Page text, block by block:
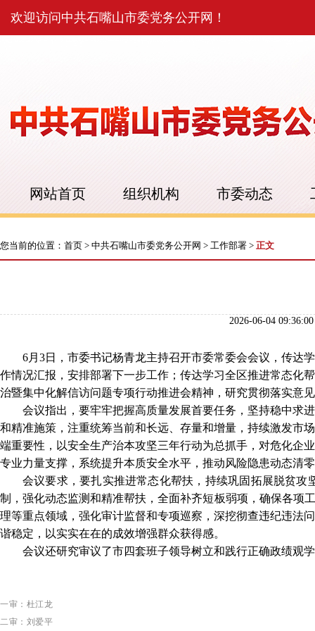
欢迎访问中共石嘴山市委党务公开网！
网站首页 组织机构 市委动态
您当前的位置： 首页 > 中共石嘴山市委党务公开网 > 工作部署 > 正文
2026-06-04
6月3日，市委书记杨青龙主持召开市委常委会会议，传达
作情况汇报，安排部署下一步工作；传达学习全区推进常态化
治暨集中化解信访问题专项行动推进会精神，研究贯彻落实意
会议指出，要牢牢把握高质量发展首要任务，坚持稳中求
和精准施策，注重统筹当前和长远、存量和增量，持续激发市
端重要性，以安全生产治本攻坚三年行动为总抓手，对危化企
专业力量支撑，系统提升本质安全水平，推动风险隐患动态清
会议要求，要扎实推进常态化帮扶，持续巩固拓展脱贫
制，强化动态监测和精准帮扶，全面补齐短板弱项，确保各项
理等重点领域，强化审计监督和专项巡察，深挖彻查违纪违法
谐稳定，以实实在在的成效增强群众获得感。
会议还研究审议了市四套班子领导树立和践行正确政绩观
一审：杜江龙
二审：刘爱平